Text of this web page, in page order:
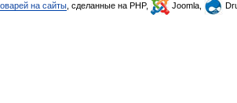
на сайты , сделанные на PHP, Joomla,